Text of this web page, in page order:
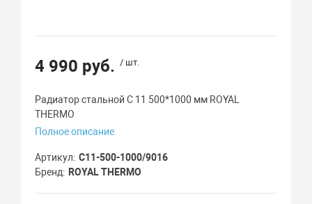
4 990 руб. / шт.
Радиатор стальной C 11 500*1000 мм ROYAL
THERMO
Полное описание
Артикул C11-500-1000/9016
Бренд
ROYAL THERMO